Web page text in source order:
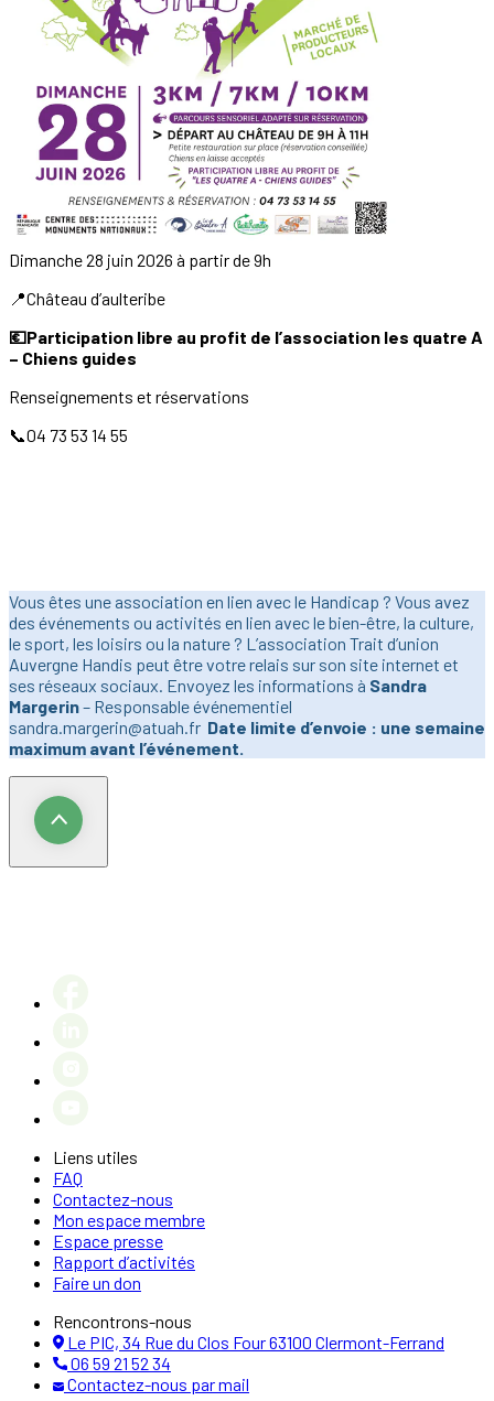
Dimanche 28 juin 2026 à partir de 9h
📍Château d’aulteribe
💶Participation libre au profit de l’association les quatre A
– Chiens guides
Renseignements et réservations
📞04 73 53 14 55
Vous êtes une association en lien avec le Handicap ? Vous avez
des événements ou activités en lien avec le bien-être, la culture,
le sport, les loisirs ou la nature ? L’association Trait d’union
Auvergne Handis peut être votre relais sur son site internet et
ses réseaux sociaux. Envoyez les informations à Sandra
Margerin– Responsable événementiel
sandra.margerin@atuah.fr Date limite d’envoie : une semaine
maximum avant l’événement.
Liens utiles
FAQ
Contactez-nous
Mon espace membre
Espace presse
Rapport d’activités
Faire un don
Rencontrons-nous
Le PIC, 34 Rue du Clos Four 63100 Clermont-Ferrand
06 59 21 52 34
Contactez-nous par mail